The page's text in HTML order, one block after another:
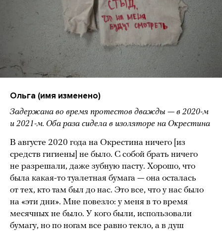
Ольга (имя изменено)
Задержана во время протестов дважды — в 2020-м
и 2021-м. Оба раза сидела в изоляторе на Окрестина
В августе 2020 года на Окрестина ничего [из
средств гигиены] не было. С собой брать ничего
не разрешали, даже зубную пасту. Хорошо, что
была какая-то туалетная бумага — она осталась
от тех, кто там был до нас. Это все, что у нас было
на «эти дни». Мне повезло: у меня в то время
месячных не было. У кого были, использовали
бумагу, но по ногам все равно текло, а в душ